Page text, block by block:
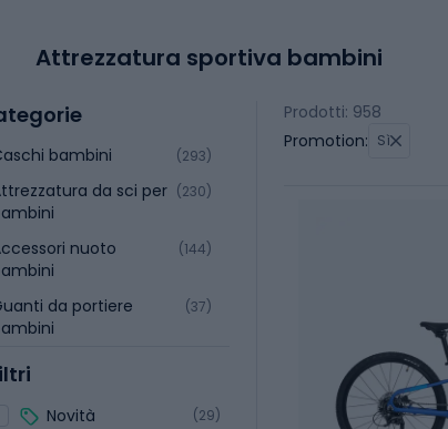
Attrezzatura sportiva bambini
bambini (293)
da sci per (230)
nuoto
(144)
da portiere
(37)
Novità (29)
Prodotti: 958
Promotion: Sì